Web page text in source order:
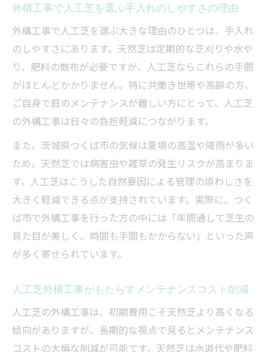
外構工事で人工芝を選ぶ手入れのしやすさの理由
外構工事で人工芝を選ぶ大きな理由のひとつは、手入れ
のしやすさにあります。天然芝は定期的な芝刈りや水や
り、肥料の散布が必要ですが、人工芝ならこれらの手間
がほとんどかかりません。特に共働き世帯や高齢の方、
ご自身で庭のメンテナンスが難しい方にとって、人工芝
の外構工事は日々の負担軽減につながります。
また、茨城県つくば市の気候は夏場の高温や降雨が多い
ため、天然芝では病害虫や雑草の発生リスクが高まりま
す。人工芝はこうした自然要因による管理の煩わしさを
大きく軽減できる点が支持されています。実際に、つく
ば市で外構工事を行った方の中には「年間通して芝生の
見た目が美しく、時間も手間もかからない」といった声
が多く寄せられています。
人工芝外構工事がもたらすメンテナンスコスト削減
人工芝の外構工事は、初期費用こそ天然芝より高くなる
傾向がありますが、長期的な視点で見るとメンテナンス
コストの大幅な削減が可能です。天然芝は水道代や肥料